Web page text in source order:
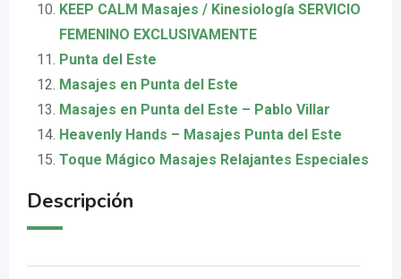
KEEP CALM Masajes / Kinesiología SERVICIO
FEMENINO EXCLUSIVAMENTE
Punta del Este
Masajes en Punta del Este
Masajes en Punta del Este – Pablo Villar
Heavenly Hands – Masajes Punta del Este
Toque Mágico Masajes Relajantes Especiales
Descripción